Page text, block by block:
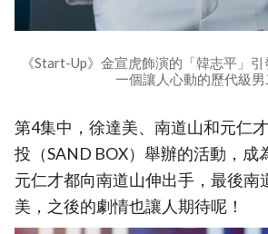
《Start-Up》金宣虎飾演的「韓志平」
一個讓人心動的歷代級男
第4集中，徐達美、南道山和元仁
投（SAND BOX）舉辦的活動，成
元仁才都向南道山伸出手，最後南
美，之後的劇情也讓人期待呢！